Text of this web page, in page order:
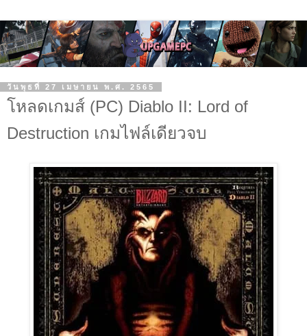
วันพุธที่ 27 เมษายน พ.ศ. 2565
โหลดเกมส์ (PC) Diablo II: Lord of
Destruction เกมไฟล์เดียวจบ